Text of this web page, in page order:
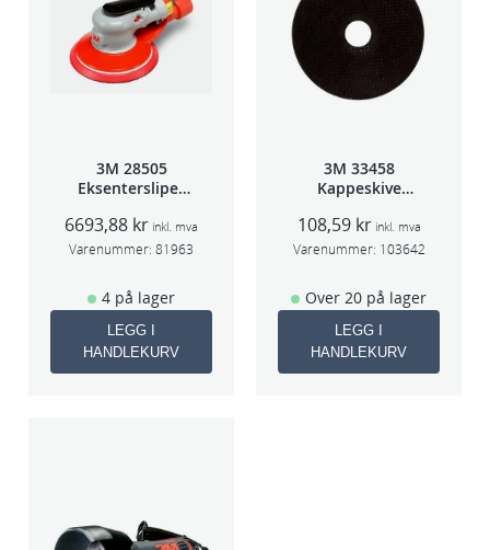
3M 28505
Eksentersliper
2,5mm slag
75mm
6693,88 kr inkl. mva
Varenummer: 81963
4 på lager
LEGG I
HANDLEKURV
3M 33458
Kappeskive
5stk/pk pris/stk
108,59 kr inkl. mva
Varenummer: 103642
Over 20 på lager
LEGG I
HANDLEKURV